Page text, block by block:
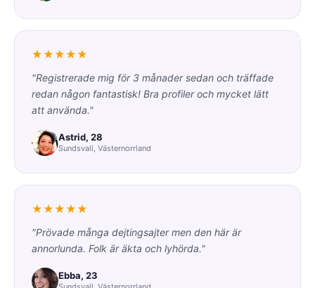
★★★★★
"Registrerade mig för 3 månader sedan och träffade
redan någon fantastisk! Bra profiler och mycket lätt
att använda."
Astrid, 28
Sundsvall, Västernorrland
★★★★★
"Prövade många dejtingsajter men den här är
annorlunda. Folk är äkta och lyhörda."
Ebba, 23